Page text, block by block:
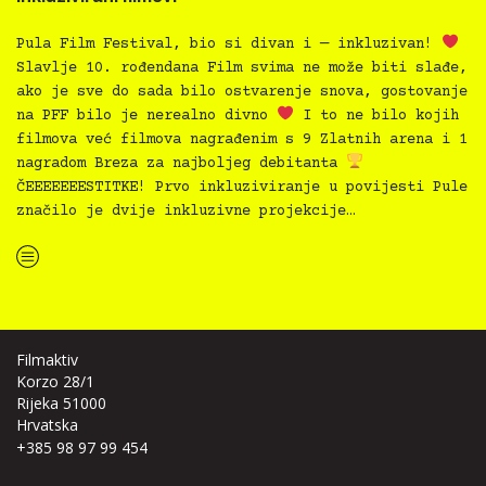
Pula Film Festival, bio si divan i — inkluzivan!
Slavlje 10. rođendana Film svima ne može biti slađe,
ako je sve do sada bilo ostvarenje snova, gostovanje
na PFF bilo je nerealno divno
I to ne bilo kojih
filmova već filmova nagrađenim s 9 Zlatnih arena i 1
nagradom Breza za najboljeg debitanta
ČEEEEEEESTITKE! Prvo inkluziviranje u povijesti Pule
značilo je dvije inkluzivne projekcije…
“Inkluzivni 72. Pula Film Festival i nagrađeni inkluzivirani filmovi”
Filmaktiv
Korzo 28/1
Rijeka 51000
Hrvatska
+385 98 97 99 454